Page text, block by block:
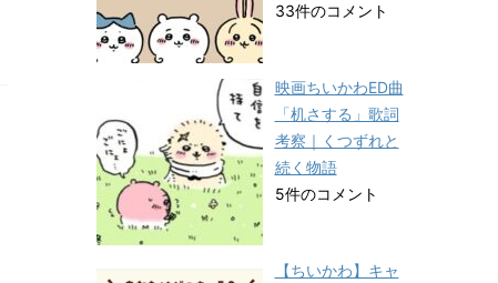
33件のコメント
映画ちいかわED曲
「机さする」歌詞
考察｜くつずれと
続く物語
5件のコメント
【ちいかわ】キャ